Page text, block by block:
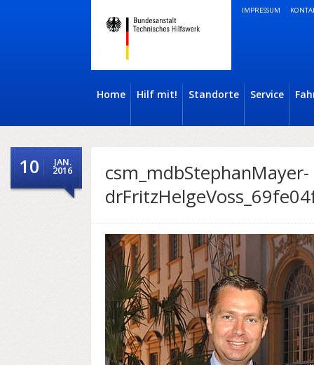
IMPRESSUM
Home Hilf mit! Standorte Service
10 JAN.
2016
csm_mdbStephanMayer-